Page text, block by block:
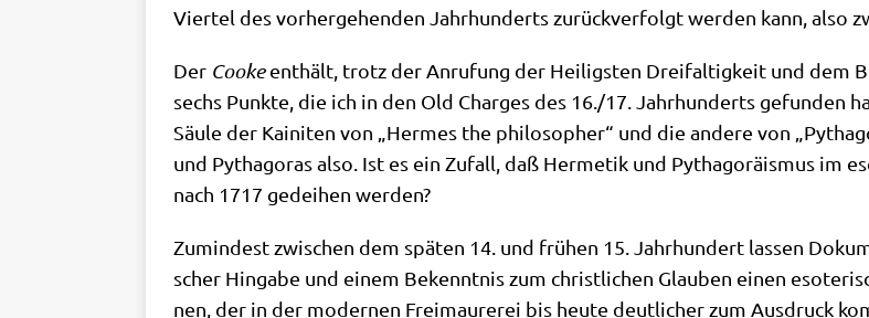
Vier­tel des vor­her­ge­hen­den Jahr­hun­derts zurück­ver­folgt wer­den kann, also
Der Coo­keent­hält, trotz der Anru­fung der Hei­lig­sten Drei­fal­tig­keit und dem
sechs Punk­te, die ich in den Old Char­ges des 16./17. Jahr­hun­derts gefun­den
Säu­le der Kai­ni­ten von „Her­mes the phi­lo­so­pher“ und die ande­re von
und Pytha­go­ras also. Ist es ein Zufall, daß Her­me­tik und Pytha­go­räis­mus im
nach 1717 gedei­hen werden?
Zumin­dest zwi­schen dem spä­ten 14. und frü­hen 15. Jahr­hun­dert las­sen
scher Hin­ga­be und einem Bekennt­nis zum christ­li­chen Glau­ben einen
nen, der in der moder­nen Frei­mau­re­rei bis heu­te deut­li­cher zum Aus­druck